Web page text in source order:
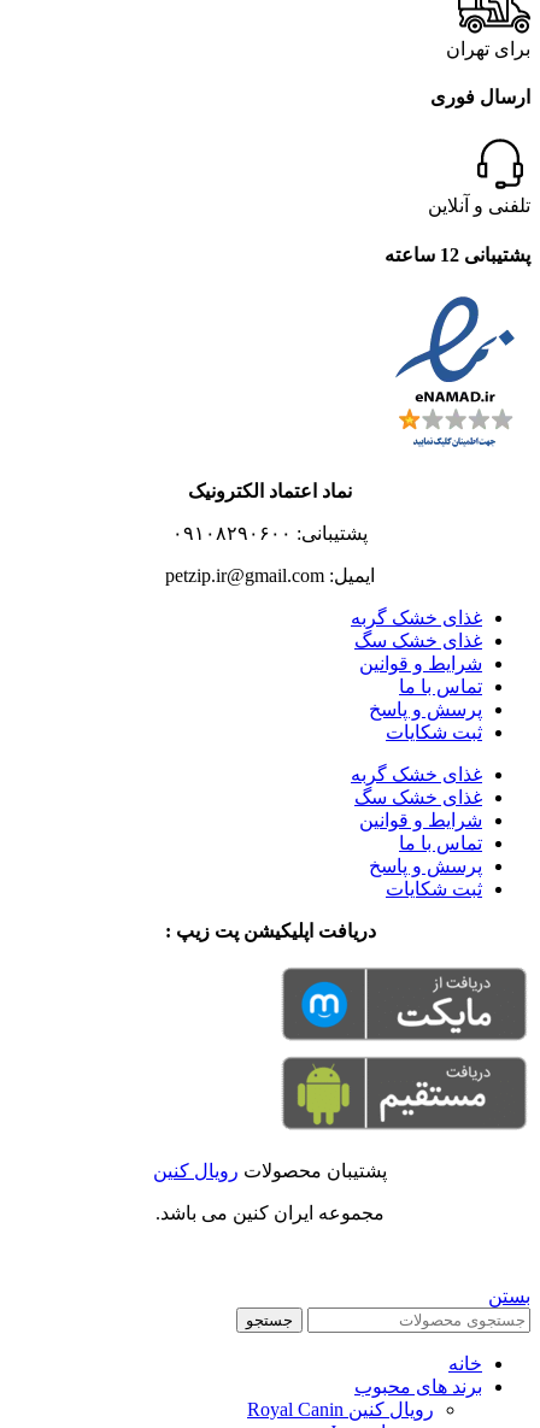
برای تهران
ارسال فوری
تلفنی و آنلاین
پشتیبانی 12 ساعته
نماد اعتماد الکترونیک
پشتیبانی: ۰۹۱۰۸۲۹۰۶۰۰
ایمیل: petzip.ir@gmail.com
غذای خشک گربه
غذای خشک سگ
شرایط و قوانین
تماس با ما
پرسش و پاسخ
ثبت شکایات
غذای خشک گربه
غذای خشک سگ
شرایط و قوانین
تماس با ما
پرسش و پاسخ
ثبت شکایات
دریافت اپلیکیشن پت زیپ :
پشتیبان محصولات رویال کنین
مجموعه ایران کنین می باشد.
بستن
جستجو
خانه
برند های محبوب
رویال کنین Royal Canin